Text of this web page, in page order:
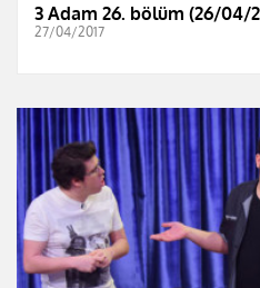
3 Adam 26. bölüm (26/04/
27/04/2017